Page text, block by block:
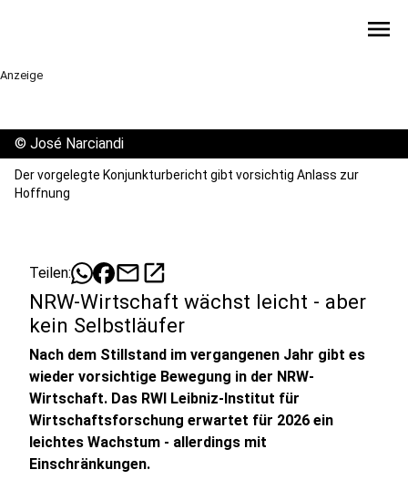
menu
Anzeige
© José Narciandi
Der vorgelegte Konjunkturbericht gibt vorsichtig Anlass zur
Hoffnung
Teilen: mailopen_in_new
NRW-Wirtschaft wächst leicht - aber
kein Selbstläufer
Nach dem Stillstand im vergangenen Jahr gibt es
wieder vorsichtige Bewegung in der NRW-
Wirtschaft. Das RWI Leibniz-Institut für
Wirtschaftsforschung erwartet für 2026 ein
leichtes Wachstum - allerdings mit
Einschränkungen.